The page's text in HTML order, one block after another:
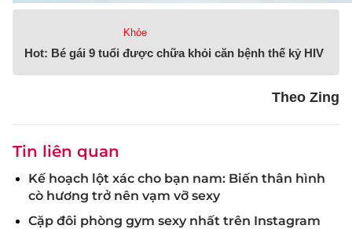
Khỏe
Hot: Bé gái 9 tuổi được chữa khỏi căn bệnh thế kỷ HIV
Theo Zing
Tin liên quan
Kế hoạch lột xác cho bạn nam: Biến thân hình
cò hương trở nên vạm vỡ sexy
Cặp đôi phòng gym sexy nhất trên Instagram